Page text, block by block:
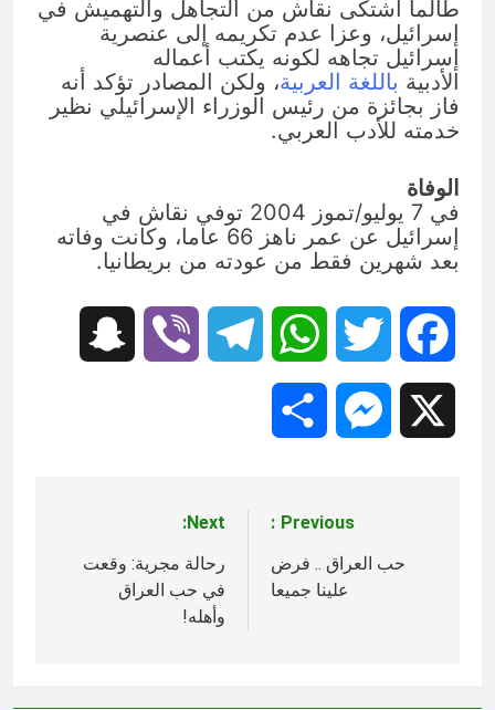
طالما اشتكى نقاش من التجاهل والتهميش في
إسرائيل، وعزا عدم تكريمه إلى عنصرية
إسرائيل تجاهه لكونه يكتب أعماله
الأدبية باللغة العربية، ولكن المصادر تؤكد أنه
فاز بجائزة من رئيس الوزراء الإسرائيلي نظير
خدمته للأدب العربي.
الوفاة
في 7 يوليو/تموز 2004 توفي نقاش في
إسرائيل عن عمر ناهز 66 عاما، وكانت وفاته
بعد شهرين فقط من عودته من بريطانيا.
Facebook
Twitter
WhatsApp
Telegram
Viber
Messenger
المقالات
Previous:
حب العراق .. فرض
علينا جميعا
Next:
رحالة مجرية: وقعت
في حب العراق
وأهله!